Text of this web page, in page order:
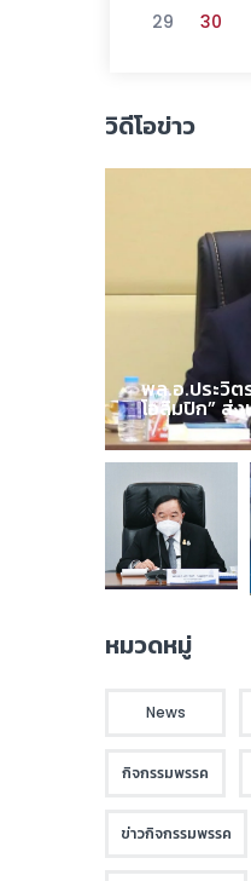
29 30
วิดีโอข่าว
พล.อ.ประวิต
โอลิมปิก” ส่
หมวดหมู่
News
กิจกรรมพรรค
ข่าวกิจกรรมพรรค